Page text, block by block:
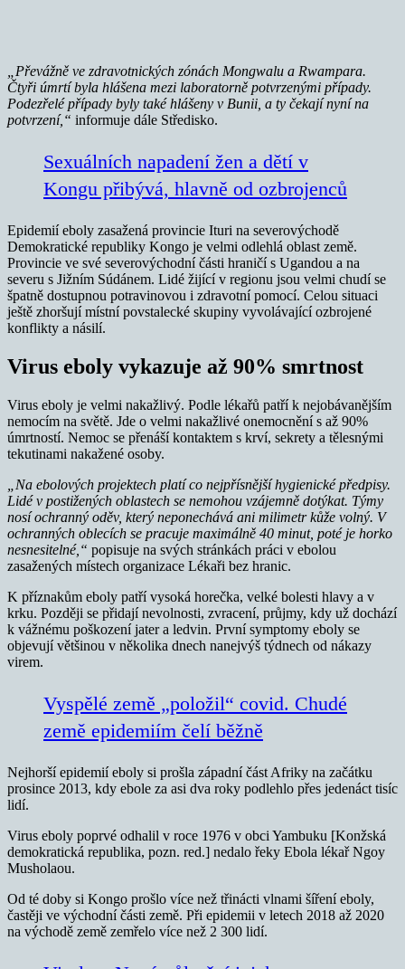
„Převážně ve zdravotnických zónách Mongwalu a Rwampara.
Čtyři úmrtí byla hlášena mezi laboratorně potvrzenými případy.
Podezřelé případy byly také hlášeny v Bunii, a ty čekají nyní na
potvrzení,“ informuje dále Středisko.
Sexuálních napadení žen a dětí v
Kongu přibývá, hlavně od ozbrojenců
Epidemií eboly zasažená provincie Ituri na severovýchodě
Demokratické republiky Kongo je velmi odlehlá oblast země.
Provincie ve své severovýchodní části hraničí s Ugandou a na
severu s Jižním Súdánem. Lidé žijící v regionu jsou velmi chudí se
špatně dostupnou potravinovou i zdravotní pomocí. Celou situaci
ještě zhoršují místní povstalecké skupiny vyvolávající ozbrojené
konflikty a násilí.
Virus eboly vykazuje až 90% smrtnost
Virus eboly je velmi nakažlivý. Podle lékařů patří k nejobávanějším
nemocím na světě. Jde o velmi nakažlivé onemocnění s až 90%
úmrtností. Nemoc se přenáší kontaktem s krví, sekrety a tělesnými
tekutinami nakažené osoby.
„Na ebolových projektech platí co nejpřísnější hygienické předpisy.
Lidé v postižených oblastech se nemohou vzájemně dotýkat. Týmy
nosí ochranný oděv, který neponechává ani milimetr kůže volný. V
ochranných oblecích se pracuje maximálně 40 minut, poté je horko
nesnesitelné,“ popisuje na svých stránkách práci v ebolou
zasažených místech organizace Lékaři bez hranic.
K příznakům eboly patří vysoká horečka, velké bolesti hlavy a v
krku. Později se přidají nevolnosti, zvracení, průjmy, kdy už dochází
k vážnému poškození jater a ledvin. První symptomy eboly se
objevují většinou v několika dnech nanejvýš týdnech od nákazy
virem.
Vyspělé země „položil“ covid. Chudé
země epidemiím čelí běžně
Nejhorší epidemií eboly si prošla západní část Afriky na začátku
prosince 2013, kdy ebole za asi dva roky podlehlo přes jedenáct tisíc
lidí.
Virus eboly poprvé odhalil v roce 1976 v obci Yambuku [Konžská
demokratická republika, pozn. red.] nedalo řeky Ebola lékař Ngoy
Musholaou.
Od té doby si Kongo prošlo více než třinácti vlnami šíření eboly,
častěji ve východní části země. Při epidemii v letech 2018 až 2020
na východě země zemřelo více než 2 300 lidí.